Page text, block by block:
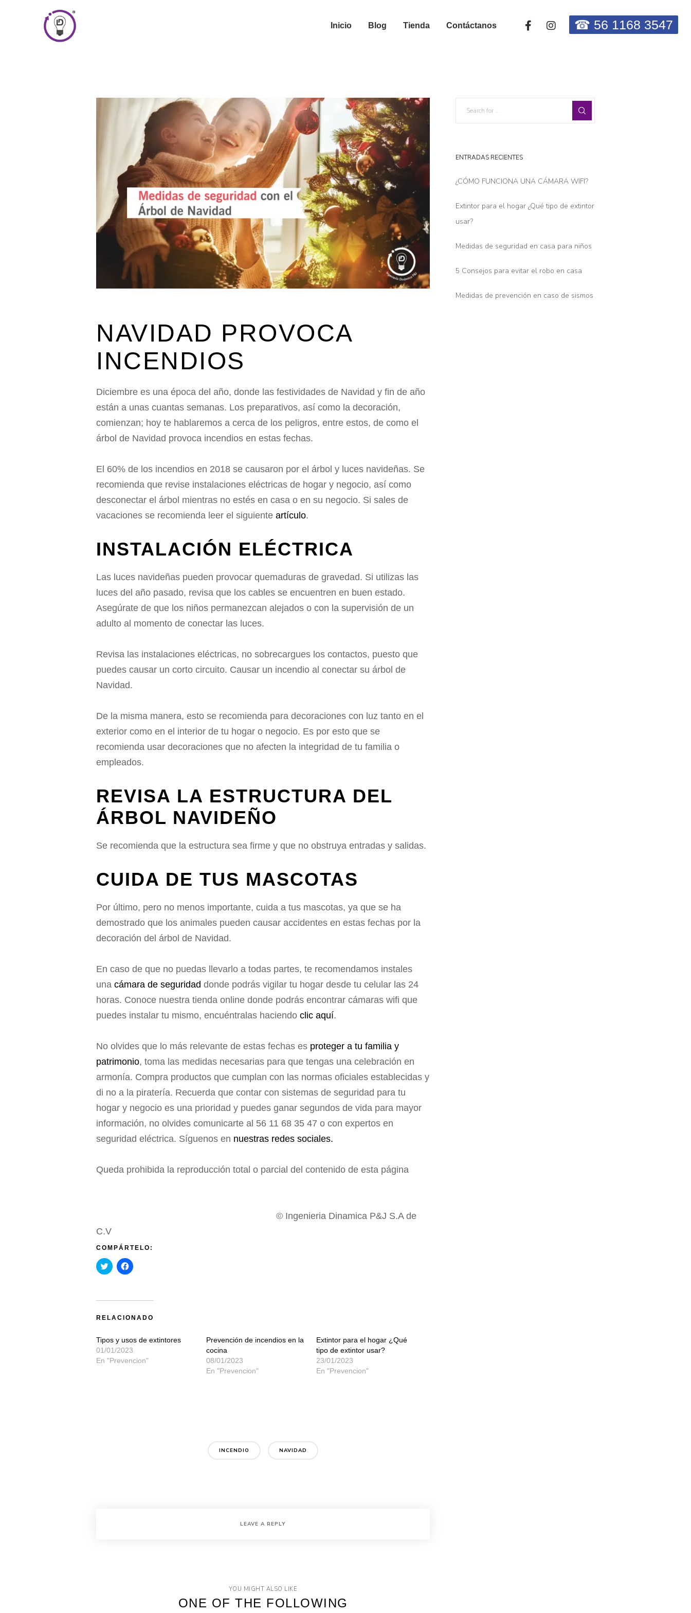
☎ 56 1168 3547
Inicio Blog Tienda Contáctanos
NAVIDAD PROVOCA
INCENDIOS
Diciembre es una época del año, donde las festividades de Navidad y fin de año
están a unas cuantas semanas. Los preparativos, así como la decoración,
comienzan; hoy te hablaremos a cerca de los peligros, entre estos, de como el
árbol de Navidad provoca incendios en estas fechas.
El 60% de los incendios en 2018 se causaron por el árbol y luces navideñas. Se
recomienda que revise instalaciones eléctricas de hogar y negocio, así como
desconectar el árbol mientras no estés en casa o en su negocio. Si sales de
vacaciones se recomienda leer el siguiente artículo.
INSTALACIÓN ELÉCTRICA
Las luces navideñas pueden provocar quemaduras de gravedad. Si utilizas las
luces del año pasado, revisa que los cables se encuentren en buen estado.
Asegúrate de que los niños permanezcan alejados o con la supervisión de un
adulto al momento de conectar las luces.
Revisa las instalaciones eléctricas, no sobrecargues los contactos, puesto que
puedes causar un corto circuito. Causar un incendio al conectar su árbol de
Navidad.
De la misma manera, esto se recomienda para decoraciones con luz tanto en el
exterior como en el interior de tu hogar o negocio. Es por esto que se
recomienda usar decoraciones que no afecten la integridad de tu familia o
empleados.
REVISA LA ESTRUCTURA DEL
ÁRBOL NAVIDEÑO
Se recomienda que la estructura sea firme y que no obstruya entradas y salidas.
CUIDA DE TUS MASCOTAS
Por último, pero no menos importante, cuida a tus mascotas, ya que se ha
demostrado que los animales pueden causar accidentes en estas fechas por la
decoración del árbol de Navidad.
En caso de que no puedas llevarlo a todas partes, te recomendamos instales
una cámara de seguridad donde podrás vigilar tu hogar desde tu celular las 24
horas. Conoce nuestra tienda online donde podrás encontrar cámaras wifi que
puedes instalar tu mismo, encuéntralas haciendo clic aquí.
No olvides que lo más relevante de estas fechas es proteger a tu familia y
patrimonio, toma las medidas necesarias para que tengas una celebración en
armonía. Compra productos que cumplan con las normas oficiales establecidas y
di no a la piratería. Recuerda que contar con sistemas de seguridad para tu
hogar y negocio es una prioridad y puedes ganar segundos de vida para mayor
información, no olvides comunicarte al 56 11 68 35 47 o con expertos en
seguridad eléctrica. Síguenos en nuestras redes sociales.
Queda prohibida la reproducción total o parcial del contenido de esta página
© Ingenieria Dinamica P&J S.A de
C.V
COMPÁRTELO:
Haz
clic
Twitter
en
nueva)
Haz
clic
Facebook
en
nueva)
RELACIONADO
Tipos y usos de extintores
01/01/2023
En "Prevencion"
Prevención de incendios en la
cocina
08/01/2023
En "Prevencion"
Extintor para el hogar ¿Qué
tipo de extintor usar?
23/01/2023
En "Prevencion"
INCENDIO NAVIDAD
LEAVE A REPLY
YOU MIGHT ALSO LIKE
ONE OF THE FOLLOWING
ENTRADAS RECIENTES
¿CÓMO FUNCIONA UNA CÁMARA WIFI?
Extintor para el hogar ¿Qué tipo de extintor
usar?
Medidas de seguridad en casa para niños
5 Consejos para evitar el robo en casa
Medidas de prevención en caso de sismos